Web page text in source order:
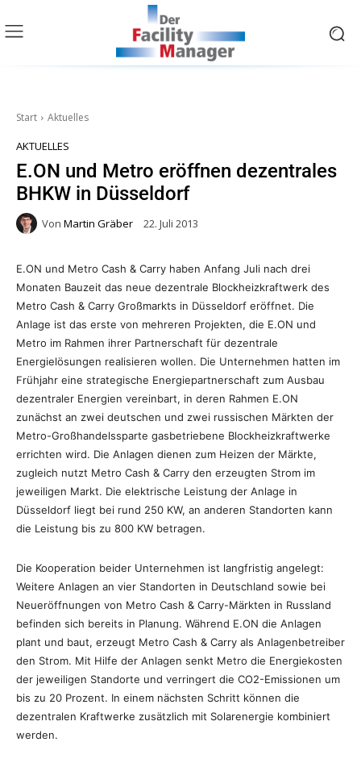
Start Aktuelles
AKTUELLES
E.ON und Metro eröffnen dezentrales
BHKW in Düsseldorf
Von Martin Gräber 22. Juli 2013
E.ON und Metro Cash & Carry haben Anfang Juli nach drei
Monaten Bauzeit das neue dezentrale Blockheizkraftwerk des
Metro Cash & Carry Großmarkts in Düsseldorf eröffnet. Die
Anlage ist das erste von mehreren Projekten, die E.ON und
Metro im Rahmen ihrer Partnerschaft für dezentrale
Energielösungen realisieren wollen. Die Unternehmen hatten im
Frühjahr eine strategische Energiepartnerschaft zum Ausbau
dezentraler Energien vereinbart, in deren Rahmen E.ON
zunächst an zwei deutschen und zwei russischen Märkten der
Metro-Großhandelssparte gasbetriebene Blockheizkraftwerke
errichten wird. Die Anlagen dienen zum Heizen der Märkte,
zugleich nutzt Metro Cash & Carry den erzeugten Strom im
jeweiligen Markt. Die elektrische Leistung der Anlage in
Düsseldorf liegt bei rund 250 KW, an anderen Standorten kann
die Leistung bis zu 800 KW betragen.
Die Kooperation beider Unternehmen ist langfristig angelegt:
Weitere Anlagen an vier Standorten in Deutschland sowie bei
Neueröffnungen von Metro Cash & Carry-Märkten in Russland
befinden sich bereits in Planung. Während E.ON die Anlagen
plant und baut, erzeugt Metro Cash & Carry als Anlagenbetreiber
den Strom. Mit Hilfe der Anlagen senkt Metro die Energiekosten
der jeweiligen Standorte und verringert die CO2-Emissionen um
bis zu 20 Prozent. In einem nächsten Schritt können die
dezentralen Kraftwerke zusätzlich mit Solarenergie kombiniert
werden.